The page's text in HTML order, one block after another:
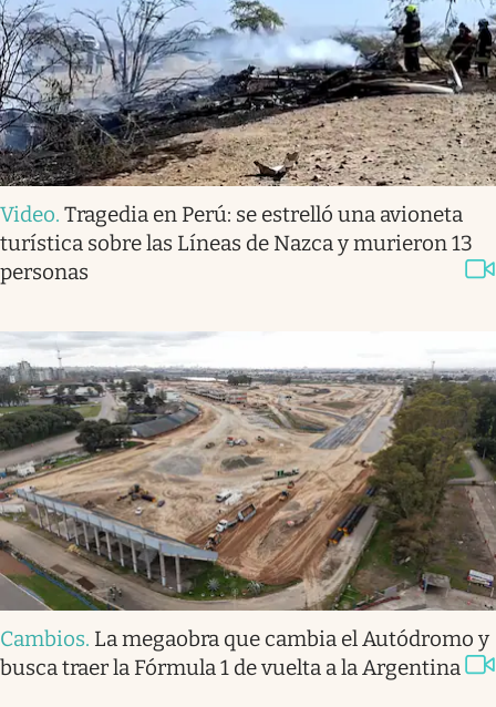
Video. Tragedia en Perú: se estrelló una avioneta
turística sobre las Líneas de Nazca y murieron 13
personas
Cambios. La megaobra que cambia el Autódromo y
busca traer la Fórmula 1 de vuelta a la Argentina